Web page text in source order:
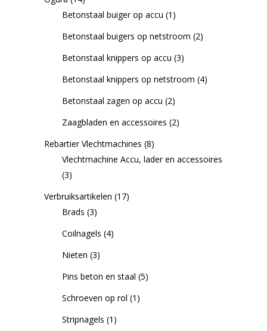
Betonstaal buiger op accu (1)
Betonstaal buigers op netstroom (2)
Betonstaal knippers op accu (3)
Betonstaal knippers op netstroom (4)
Betonstaal zagen op accu (2)
Zaagbladen en accessoires (2)
Rebartier Vlechtmachines (8)
Vlechtmachine Accu, lader en accessoires
(3)
Verbruiksartikelen (17)
Brads (3)
Coilnagels (4)
Nieten (3)
Pins beton en staal (5)
Schroeven op rol (1)
Stripnagels (1)